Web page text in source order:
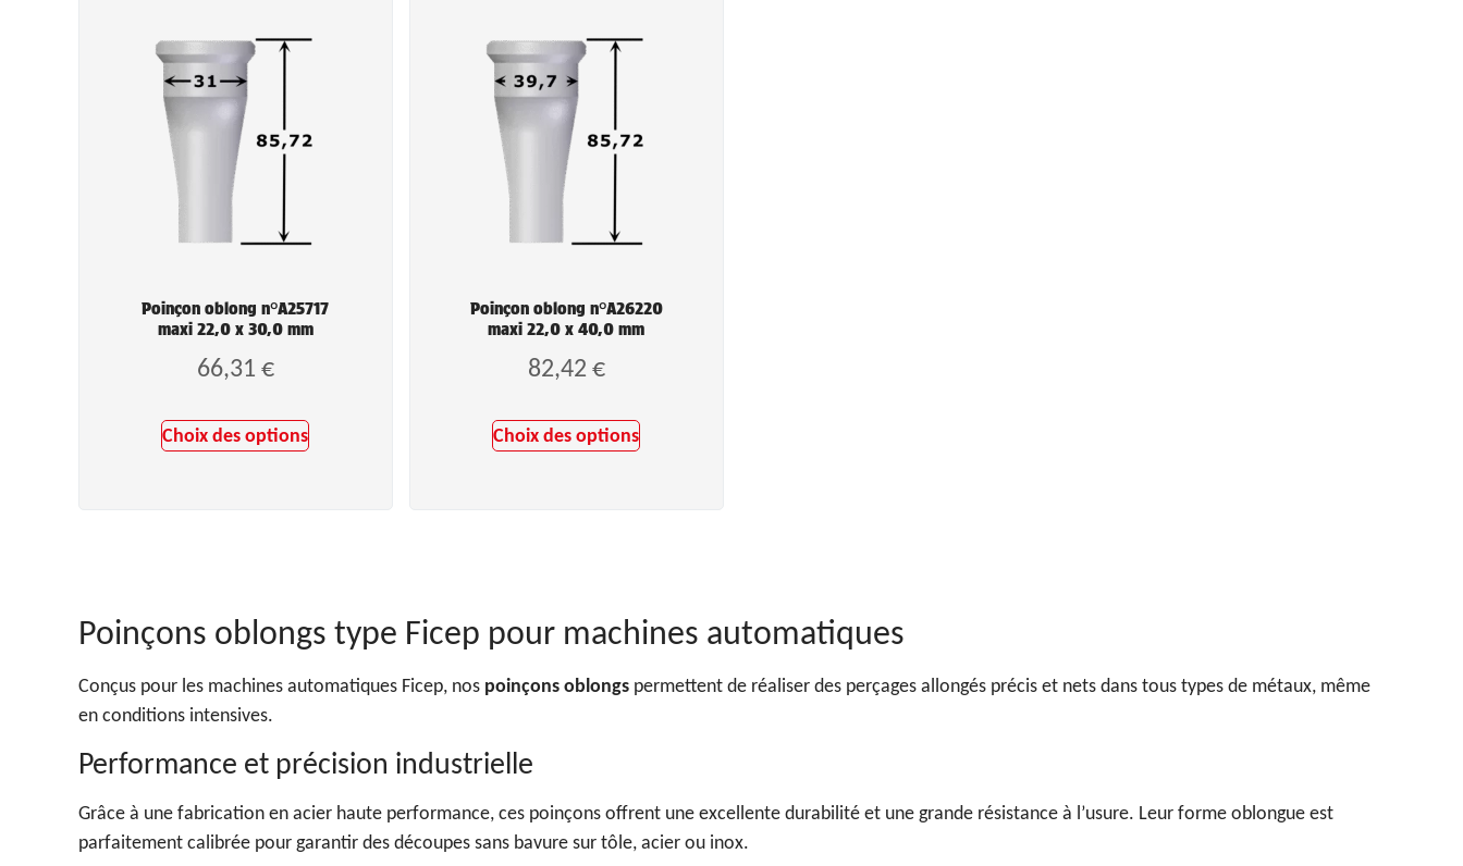
Poinçon oblong n°A25717
maxi 22,0 x 30,0 mm
66,31 €
Choix des options
Poinçon oblong n°A26220
maxi 22,0 x 40,0 mm
82,42€
Choix des options
Poinçons oblongs type Ficep pour machines automatiques
Conçus pour les machines automatiques Ficep, nos poinçons oblongs permettent de réaliser des perçages allongés précis et nets dans tous types de métaux, même
en conditions intensives.
Performance et précision industrielle
Grâce à une fabrication en acier haute performance, ces poinçons offrent une excellente durabilité et une grande résistance à l’usure. Leur forme oblongue est
parfaitement calibrée pour garantir des découpes sans bavure sur tôle, acier ou inox.